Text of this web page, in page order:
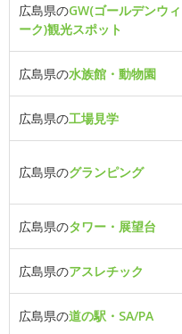
広島県のGW(ゴールデンウィ
ーク)観光スポット
広島県の水族館・動物園
広島県の工場見学
広島県のグランピング
広島県のタワー・展望台
広島県のアスレチック
広島県の道の駅・SA/PA